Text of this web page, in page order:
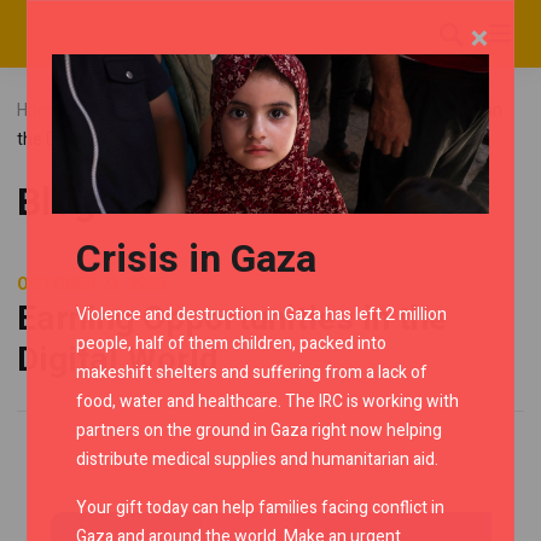
Home Uncategorized
Earning Opportunities in
the Digital World
Blog
OCTOBER 23, 2023
Earning Opportunities in the
Digital World
×
Crisis in Gaza
Violence and destruction in Gaza has left 2 million
people, half of them children, packed into
makeshift shelters and suffering from a lack of
food, water and healthcare. The IRC is working with
partners on the ground in Gaza right now helping
distribute medical supplies and humanitarian aid.
Your gift today can help families facing conflict in